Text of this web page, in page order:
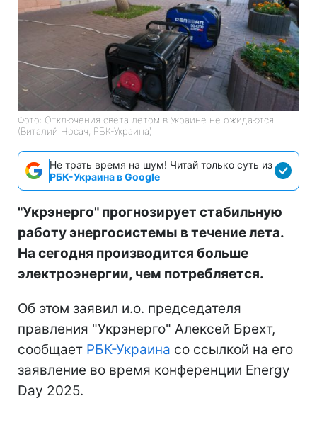
Фото: Отключения света летом в Украине не ожидаются
(Виталий Носач, РБК-Украина)
Не трать время на шум! Читай только суть из
РБК-Украина в Google
"Укрэнерго" прогнозирует стабильную
работу энергосистемы в течение лета.
На сегодня производится больше
электроэнергии, чем потребляется.
Об этом заявил и.о. председателя
правления "Укрэнерго" Алексей Брехт,
сообщает РБК-Украина со ссылкой на его
заявление во время конференции Energy
Day 2025.